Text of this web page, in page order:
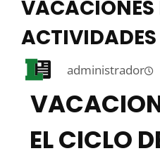
VACACIONES
administrador
EL CICLO